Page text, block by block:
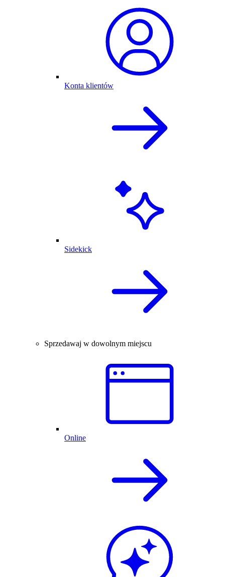
Konta klientów
Sidekick
Sprzedawaj w dowolnym miejscu
Online